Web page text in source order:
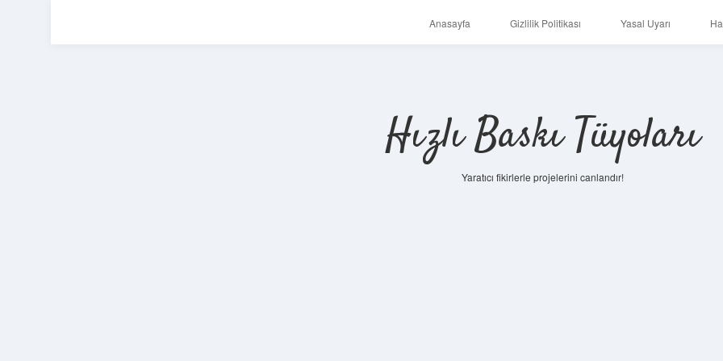
Anasayfa Gizlilik Politikası Yasal Uyarı
Hızlı Baskı Tüyoları
Yaratıcı fikirlerle projelerini canlandır!